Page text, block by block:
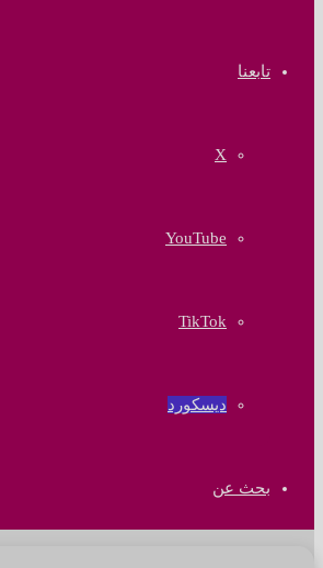
تابعنا
‫X
‫YouTube
‫TikTok
ديسكورد
بحث عن